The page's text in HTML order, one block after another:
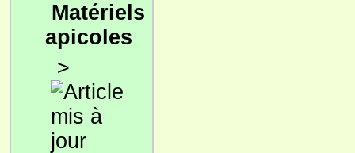
Matériels
apicoles
>